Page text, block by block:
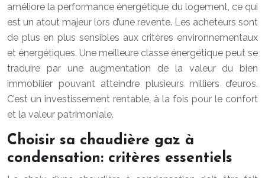
améliore la performance énergétique du logement, ce qui
est un atout majeur lors d’une revente. Les acheteurs sont
de plus en plus sensibles aux critères environnementaux
et énergétiques. Une meilleure classe énergétique peut se
traduire par une augmentation de la valeur du bien
immobilier pouvant atteindre plusieurs milliers d’euros.
C’est un investissement rentable, à la fois pour le confort
et la valeur patrimoniale.
Choisir sa chaudière gaz à
condensation: critères essentiels